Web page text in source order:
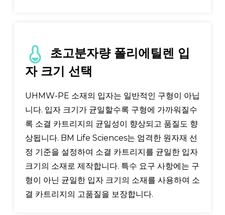
초고분자량 폴리에틸렌 입
자 크기 선택
UHMW-PE 소재의 입자는 일반적인 구형이 아닙
니다. 입자 크기가 균일할수록 구형에 가까워질수
록 소결 카트리지의 균일성이 향상되고 품질도 향
상됩니다. BM Life Sciences는 엄격한 원자재 선
정 기준을 설정하여 소결 카트리지를 균일한 입자
크기의 소재로 제작합니다. 특수 요구 사항에는 구
형이 아닌 균일한 입자 크기의 소재를 사용하여 소
결 카트리지의 고품질을 보장합니다.